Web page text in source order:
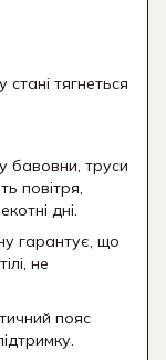
тягнеться
бавовни, труси
повітря,
дні.
гарантує, що
не
пояс